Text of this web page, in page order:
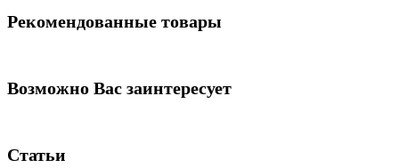
Рекомендованные товары
Возможно Вас заинтересует
Статьи